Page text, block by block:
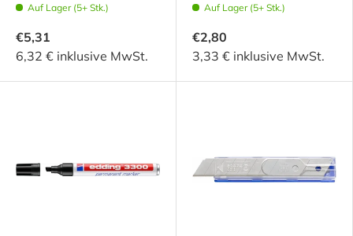
Auf Lager (5+ Stk.)
€5,31
6,32 € inklusive MwSt.
Auf Lager (5+ Stk.)
€2,80
3,33 € inklusive MwSt.